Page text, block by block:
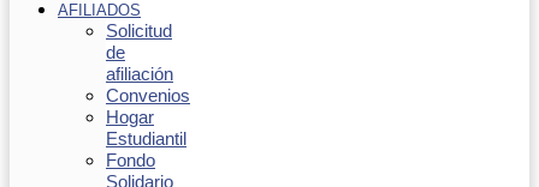
AFILIADOS
Solicitud
de
afiliación
Convenios
Hogar
Estudiantil
Fondo
Solidario